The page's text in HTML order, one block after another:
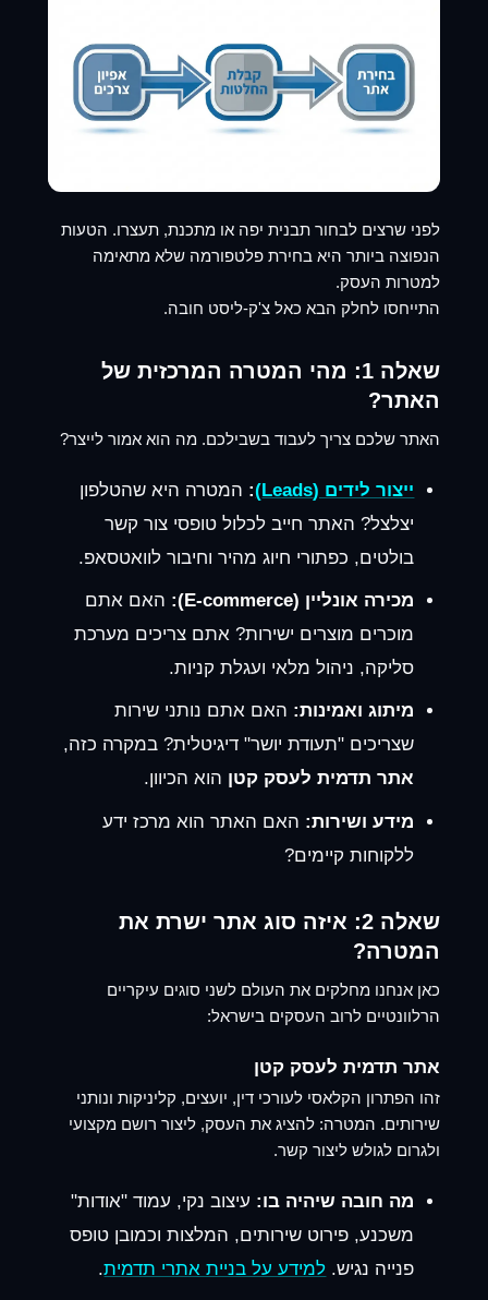
לפני שרצים לבחור תבנית יפה או מתכנת, תעצרו. הטעות
הנפוצה ביותר היא בחירת פלטפורמה שלא מתאימה
למטרות העסק.
התייחסו לחלק הבא כאל צ'ק-ליסט חובה.
שאלה 1: מהי המטרה המרכזית של
האתר?
האתר שלכם צריך לעבוד בשבילכם. מה הוא אמור לייצר?
ייצור לידים (Leads) : המטרה היא שהטלפון
יצלצל? האתר חייב לכלול טופסי צור קשר
בולטים, כפתורי חיוג מהיר וחיבור לוואטסאפ.
מכירה אונליין (E-commerce):
האם אתם
מוכרים מוצרים ישירות? אתם צריכים מערכת
סליקה, ניהול מלאי ועגלת קניות.
מיתוג ואמינות: האם אתם נותני שירות
שצריכים "תעודת יושר" דיגיטלית? במקרה כזה,
אתר תדמית לעסק קטן הוא הכיוון.
מידע ושירות: האם האתר הוא מרכז ידע
ללקוחות קיימים?
שאלה 2: איזה סוג אתר ישרת את
המטרה?
כאן אנחנו מחלקים את העולם לשני סוגים עיקריים
הרלוונטיים לרוב העסקים בישראל:
אתר תדמית לעסק קטן
זהו הפתרון הקלאסי לעורכי דין, יועצים, קליניקות ונותני
שירותים. המטרה: להציג את העסק, ליצור רושם מקצועי
ולגרום לגולש ליצור קשר.
מה חובה שיהיה בו: עיצוב נקי, עמוד "אודות"
משכנע, פירוט שירותים, המלצות וכמובן טופס
פנייה נגיש. למידע על בניית אתרי תדמית.